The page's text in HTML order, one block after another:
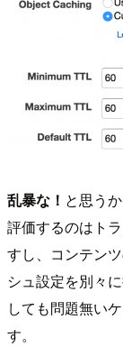
乱暴な！ と思う
評価するのはト
すし、コンテン
シュ設定を別々
しても問題無い
す。